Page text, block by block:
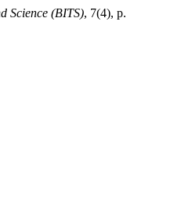
Science (BITS), 7(4), p.